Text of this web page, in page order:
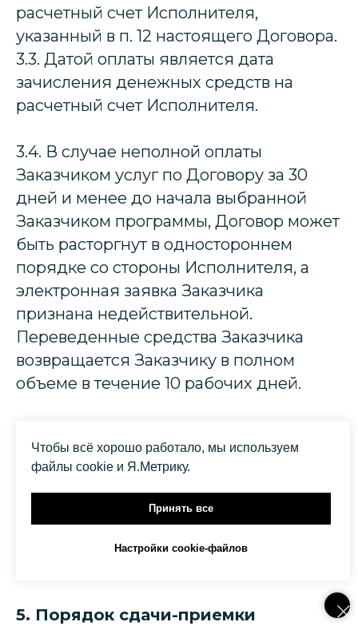
расчетный счет Исполнителя,
указанный в п. 12 настоящего Договора.
3.3. Датой оплаты является дата
зачисления денежных средств на
расчетный счет Исполнителя.
3.4. В случае неполной оплаты
Заказчиком услуг по Договору за 30
дней и менее до начала выбранной
Заказчиком программы, Договор может
быть расторгнут в одностороннем
порядке со стороны Исполнителя, а
электронная заявка Заказчика
признана недействительной.
Переведенные средства Заказчика
возвращается Заказчику в полном
объеме в течение 10 рабочих дней.
4.1. Договор вступает в силу с момента
акцепта Заказчика настоящего
Договора и действует до полного
исполнения Сторонами своих
5. Порядок сдачи-приемки
Чтобы всё хорошо работало, мы используем
файлы cookie и Я.Метрику.
Принять все
Настройки cookie-файлов